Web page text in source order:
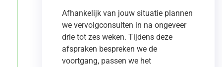
Afhankelijk van jouw situatie plannen
we vervolgconsulten in na ongeveer
drie tot zes weken. Tijdens deze
afspraken bespreken we de
voortgang, passen we het